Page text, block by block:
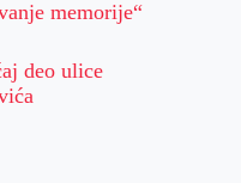
memorije“
deo ulice